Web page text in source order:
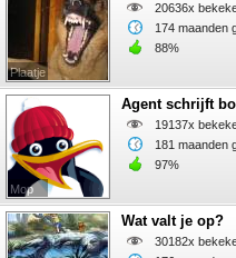
Plaatje
20636x
174 maanden
88%
Mop
Agent schrijft
19137x
181 maanden
97%
Wat valt je op?
30182x